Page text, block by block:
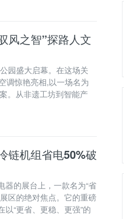
风之智”探路人文
园盛大启幕。在这场关
调惊艳亮相,以一场名为
。从非遗工坊到智能产
链机组省电50%破
的展台上，一款名为“省
区的绝对焦点。它的重磅
“更省、更稳、更强”的